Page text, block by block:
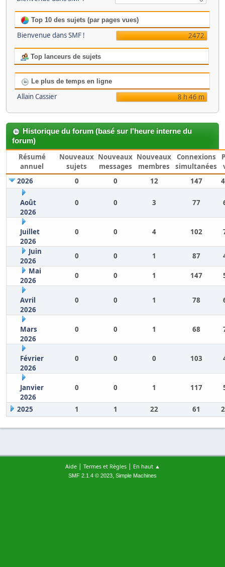
Top 10 des sujets (par pages vues)
Bienvenue dans SMF ! 2472
Top lanceurs de sujets
Le plus de temps en ligne
Allain Cassier 8 h 46 m
Historique du forum (basé sur l'heure interne du
forum)
Résumé
annuel
Nouveaux
sujets
Nouveaux
messages
Nouveaux
membres
Connexions
simultanées
2026
0 0 12 147
Août
2026
0 0 3 77
Juillet
2026
0 0 4 102
Juin
2026
0 0 1 87
Mai
2026
0 0 1 147
Avril
2026
0 0 1 78
Mars
2026
0 0 1 68
Février
2026
0 0 0 103
Janvier
2026
0 0 1 117
2025 1 1 22 61
Aide| Termes et Règles| En haut ▲
SMF 2.1.4 © 2023, Simple Machines